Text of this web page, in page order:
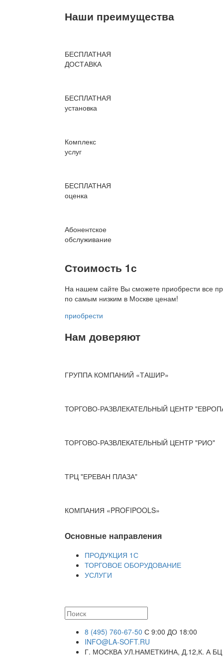
Наши преимущества
БЕСПЛАТНАЯ
ДОСТАВКА
БЕСПЛАТНАЯ
установка
Комплекс
услуг
БЕСПЛАТНАЯ
оценка
Абонентское
обслуживание
Стоимость 1с
На нашем сайте Вы сможете приобрести все
по самым низким в Москве ценам!
приобрести
Нам доверяют
ГРУППА КОМПАНИЙ «ТАШИР»
ТОРГОВО-РАЗВЛЕКАТЕЛЬНЫЙ ЦЕНТР
ТОРГОВО-РАЗВЛЕКАТЕЛЬНЫЙ ЦЕНТР "РИО"
ТРЦ "ЕРЕВАН ПЛАЗА"
КОМПАНИЯ «PROFIPOOLS»
Основные направления
ПРОДУКЦИЯ 1С
ТОРГОВОЕ ОБОРУДОВАНИЕ
УСЛУГИ
8 (495) 760-67-50 С 9:00 ДО 18:00
INFO@LA-SOFT.RU
Г. МОСКВА УЛ.НАМЕТКИНА, Д.12,К. А